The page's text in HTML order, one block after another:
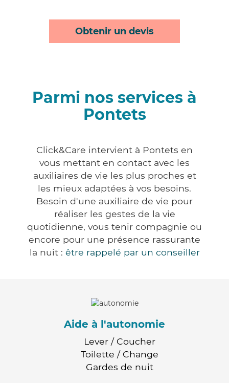
Obtenir un devis
Parmi nos services à
Pontets
Click&Care intervient à Pontets en
vous mettant en contact avec les
auxiliaires de vie les plus proches et
les mieux adaptées à vos besoins.
Besoin d'une auxiliaire de vie pour
réaliser les gestes de la vie
quotidienne, vous tenir compagnie ou
encore pour une présence rassurante
la nuit : être rappelé par un conseiller
Aide à l'autonomie
Lever / Coucher
Toilette / Change
Gardes de nuit